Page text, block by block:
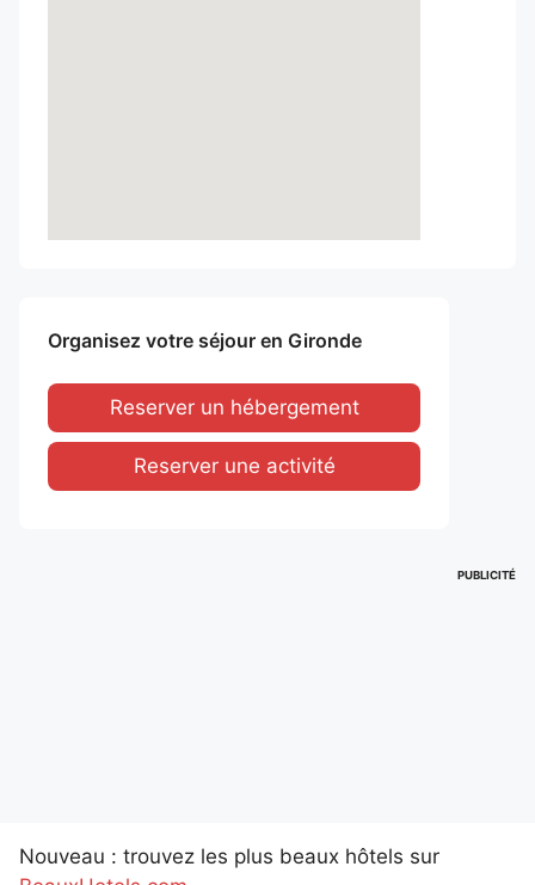
Organisez votre séjour en Gironde
Reserver un hébergement
Reserver une activité
PUBLICITÉ
Nouveau : trouvez les plus beaux hôtels sur